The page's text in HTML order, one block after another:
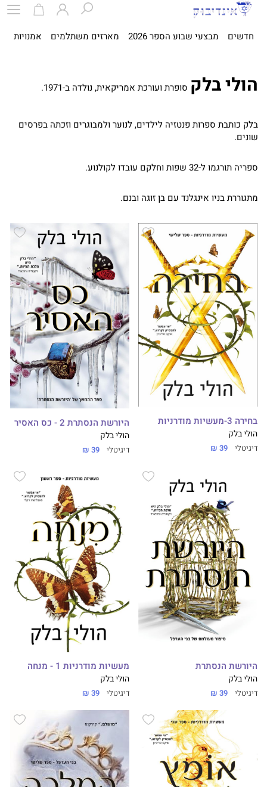
חדשים מבצעי שבוע הספר 2026 מארזים משתלמים אמנויות
הולי בלק סופרת ועורכת אמריקאית, נולדה ב-1971.
בלק כותבת ספרות פנטזיה לילדים, לנוער ולמבוגרים וזכתה בפרסים
שונים.
ספריה תורגמו ל-32 שפות וחלקם עובדו לקולנוע.
מתגוררת בניו אינגלנד עם בן זוגה ובנם.
בחירה 3-מעשיות מודרניות
הולי בלק
דיגיטלי 39 ₪
היורשת הנסתרת 2 - כס האסיר
הולי בלק
דיגיטלי 39 ₪
היורשת הנסתרת
הולי בלק
דיגיטלי 39 ₪
מעשיות מודרניות 1 - מנחה
הולי בלק
דיגיטלי 39 ₪